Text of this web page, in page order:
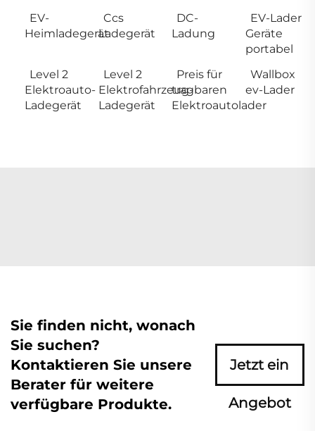
EV-
Heimladegerät
Ccs
Ladegerät
DC-
Ladung
EV-Lader
Geräte
portabel
Level 2
Elektroauto-
Ladegerät
Level 2
Elektrofahrzeug-
Ladegerät
Preis für
tragbaren
Elektroautolader
Wallbox
ev-Lader
Sie finden nicht, wonach
Sie suchen?
Kontaktieren Sie unsere
Berater für weitere
verfügbare Produkte.
Jetzt ein
Angebot